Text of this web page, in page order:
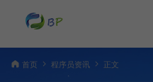
首页 程序员资讯 正文